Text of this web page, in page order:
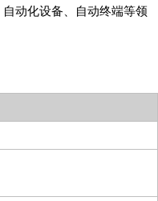
动化设备、⾃动终端等领